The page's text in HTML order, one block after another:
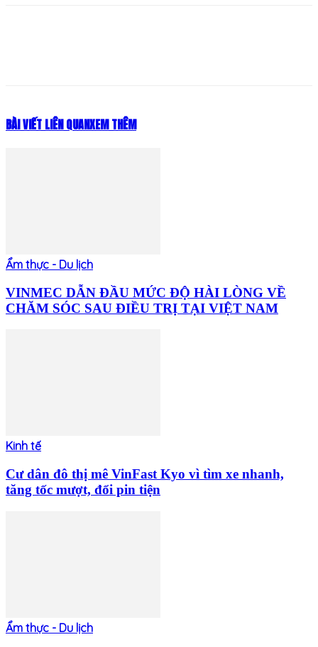
BÀI VIẾT LIÊN QUANXEM THÊM
Ẩm thực - Du lịch
VINMEC DẪN ĐẦU MỨC ĐỘ HÀI LÒNG VỀ
CHĂM SÓC SAU ĐIỀU TRỊ TẠI VIỆT NAM
Kinh tế
Cư dân đô thị mê VinFast Kyo vì tìm xe nhanh,
tăng tốc mượt, đổi pin tiện
Ẩm thực - Du lịch